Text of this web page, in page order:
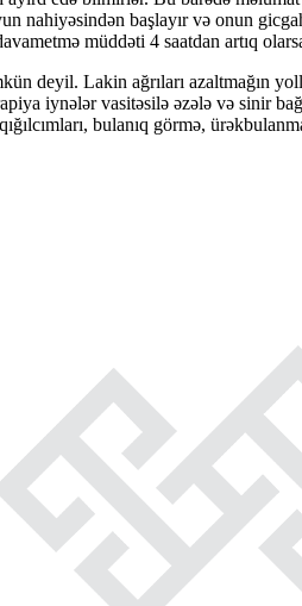
nahiyəsindən başlayır və onun
müddəti 4 saatdan artıq
deyil. Lakin ağrıları azaltmağın
iynələr vasitəsilə əzələ və sinir
bulanıq görmə,